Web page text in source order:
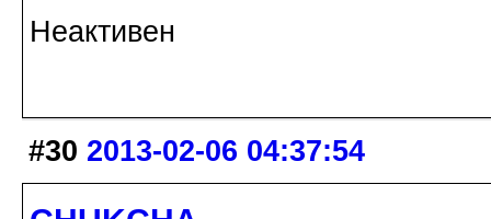
Неактивен
#30 2013-02-06 04:37:54